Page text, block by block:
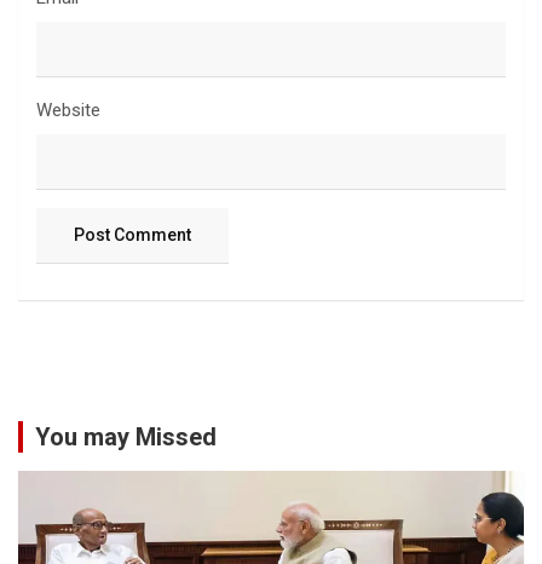
Website
You may Missed